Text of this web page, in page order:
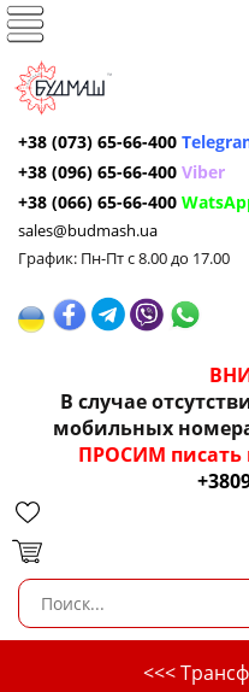
+38 (073) 65-66-400
+38 (096) 65-66-400 Viber
+38 (066) 65-66-400
sales@budmash.ua
График: Пн-Пт с 8.00 до 17.00
В случае
мобильных
ПРОСИМ писать
<<<